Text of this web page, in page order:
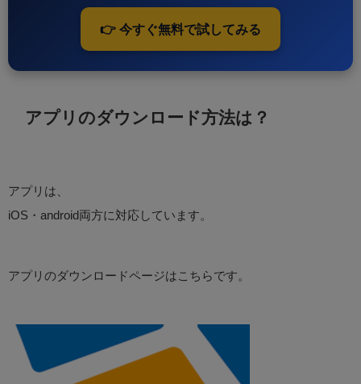
👉 今すぐ無料で試してみる
アプリのダウンロード方法は？
アプリは、
iOS・android両方に対応しています。
アプリのダウンロードページはこちらです。